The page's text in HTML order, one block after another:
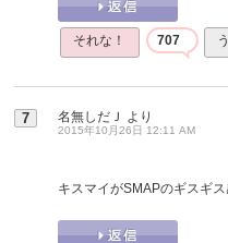
それな！ 707
7 名無しだＪ より
2015年10月26日 12:11 AM
キスマイがSMAPのギスギ